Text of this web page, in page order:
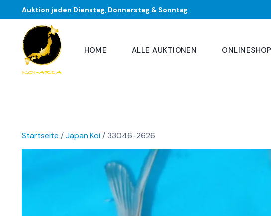
Auktion jeden Dienstag, Donnerstag & Sonntag
HOME ALLE AUKTIONEN ONLINESHOP
Startseite /Japan Koi/ 33046-2626